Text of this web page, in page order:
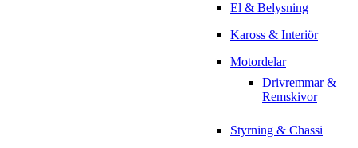
El & Belysning
Kaross & Interiör
Motordelar
Drivremmar &
Remskivor
Styrning & Chassi